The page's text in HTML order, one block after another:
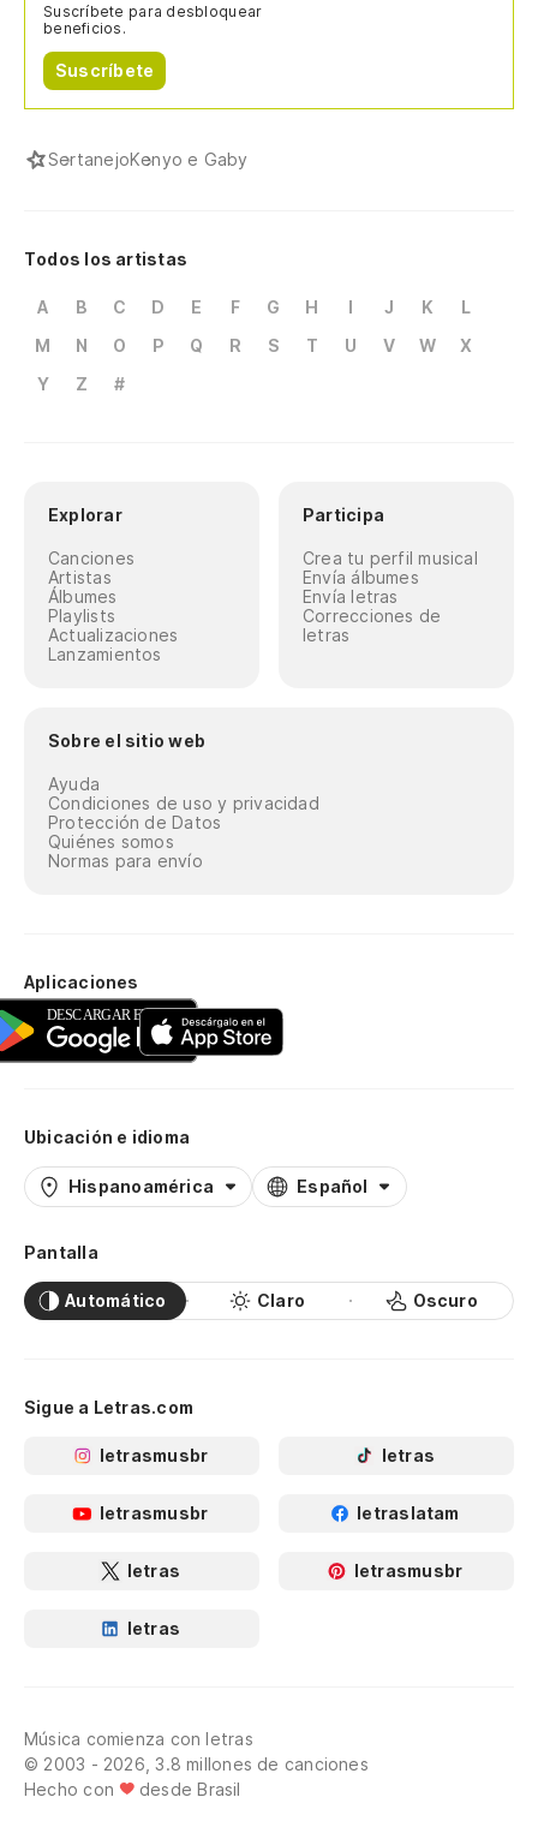
Suscríbete para desbloquear
beneficios.
Suscríbete
SertanejoKenyo e Gaby
Todos los artistas
A B C D E F G H I J K
L
M
N O P Q R S T U V W
X
Y
Z #
Explorar
Canciones
Artistas
Álbumes
Playlists
Actualizaciones
Lanzamientos
Participa
Crea tu perfil musical
Envía álbumes
Envía letras
Correcciones de
letras
Sobre el sitio web
Ayuda
Condiciones de uso y privacidad
Protección de Datos
Quiénes somos
Normas para envío
Aplicaciones
Ubicación e idioma
Hispanoamérica Español
Pantalla
Automático Claro Oscuro
Sigue a Letras.com
letrasmusbr letras
letrasmusbr letraslatam
letras letrasmusbr
letras
Música comienza con letras
© 2003 - 2026, 3.8 millones de canciones
Hecho con
desde Brasil